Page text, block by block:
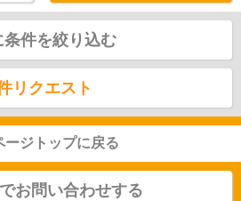
条件を絞り込む
リクエスト
ージトップに戻る
お問い合わせする